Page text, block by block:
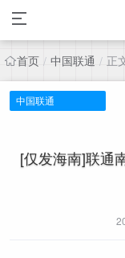
首页 / 中国联通 / 正
中国联通
[仅发海南]联通